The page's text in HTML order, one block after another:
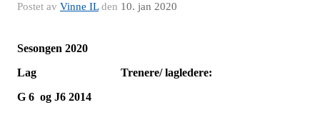
Postet av Vinne ILden 10. jan 2020
Sesongen 2020
Lag
G 6 og J6 2014
Trenere/ lagledere: